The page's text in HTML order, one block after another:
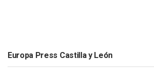
Europa Press Castilla y León